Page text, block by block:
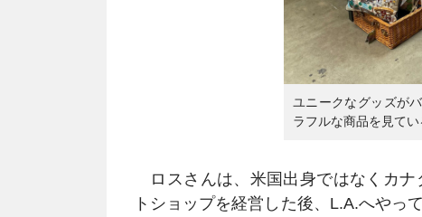
ユニークなグッズが
ラフルな商品を見て
ロスさんは、米国出身ではなくカナ
トショップを経営した後、L.A.へやっ